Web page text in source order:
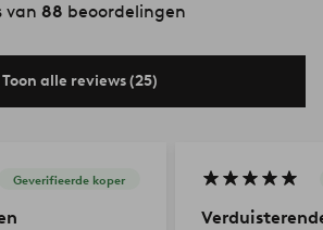
van 88 beoordelingen
Toon alle reviews (25)
Geverifieerde koper